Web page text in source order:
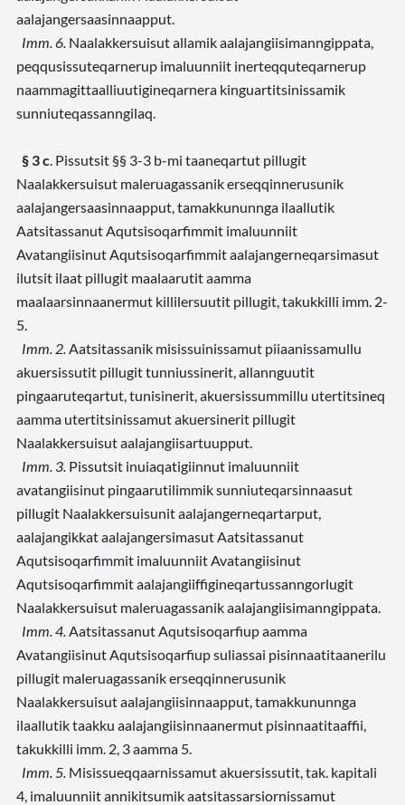
aalajangersaasinnaapput.
Imm. 6. Naalakkersuisut allamik aalajangiisimanngippata,
peqqusissuteqarnerup imaluunniit inerteqquteqarnerup
naammagittaalliuutigineqarnera kinguartitsinissamik
sunniuteqassanngilaq.
§ 3 c . Pissutsit §§ 3-3 b-mi taaneqartut pillugit
Naalakkersuisut maleruagassanik erseqqinnerusunik
aalajangersaasinnaapput, tamakkununnga ilaallutik
Aatsitassanut Aqutsisoqarfimmit imaluunniit
Avatangiisinut Aqutsisoqarfimmit aalajangerneqarsimasut
ilutsit ilaat pillugit maalaarutit aamma
maalaarsinnaanermut killilersuutit pillugit, takukkilli imm. 2-
5.
Imm. 2. Aatsitassanik misissuinissamut piiaanissamullu
akuersissutit pillugit tunniussinerit, allannguutit
pingaaruteqartut, tunisinerit, akuersissummillu utertitsineq
aamma utertitsinissamut akuersinerit pillugit
Naalakkersuisut aalajangiisartuupput.
Imm. 3. Pissutsit inuiaqatigiinnut imaluunniit
avatangiisinut pingaarutilimmik sunniuteqarsinnaasut
pillugit Naalakkersuisunit aalajangerneqartarput,
aalajangikkat aalajangersimasut Aatsitassanut
Aqutsisoqarfimmit imaluunniit Avatangiisinut
Aqutsisoqarfimmit aalajangiiffigineqartussanngorlugit
Naalakkersuisut maleruagassanik aalajangiisimanngippata.
Imm. 4. Aatsitassanut Aqutsisoqarfiup aamma
Avatangiisinut Aqutsisoqarfiup suliassai pisinnaatitaanerilu
pillugit maleruagassanik erseqqinnerusunik
Naalakkersuisut aalajangiisinnaapput, tamakkununnga
ilaallutik taakku aalajangiisinnaanermut pisinnaatitaaffii,
takukkilli imm. 2, 3 aamma 5.
Imm. 5. Misissueqqaarnissamut akuersissutit, tak. kapitali
4, imaluunniit annikitsumik aatsitassarsiornissamut